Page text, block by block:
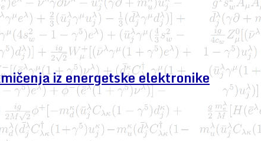
iz energetske elektronike